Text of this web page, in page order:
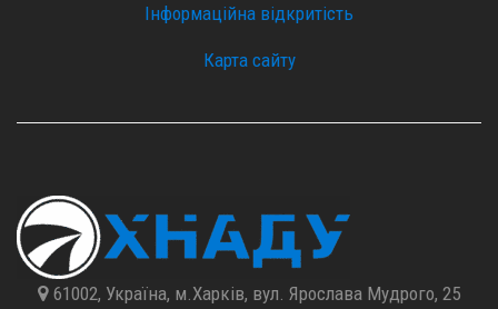
Інформаційна відкритість
Карта сайту
61002, Україна, м.Харків, вул. Ярослава Мудрого, 25